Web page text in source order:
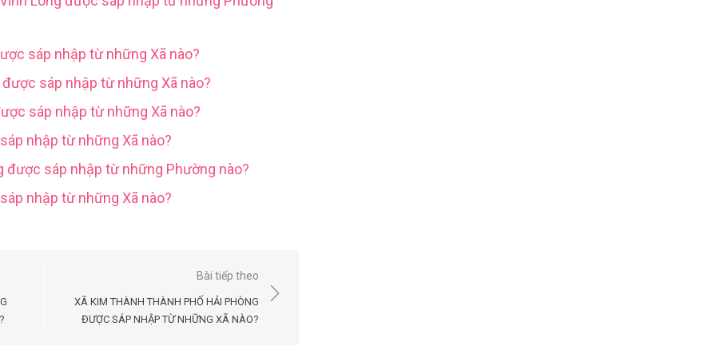
sáp nhập từ những Xã nào?
sáp nhập từ những Xã nào?
sáp nhập từ những Xã nào?
nhập từ những Xã nào?
được sáp nhập từ những Phường nào?
nhập từ những Xã nào?
Bài tiếp theo
XÃ KIM THÀNH THÀNH PHỐ HẢI PHÒNG
ĐƯỢC SÁP NHẬP TỪ NHỮNG XÃ NÀO?